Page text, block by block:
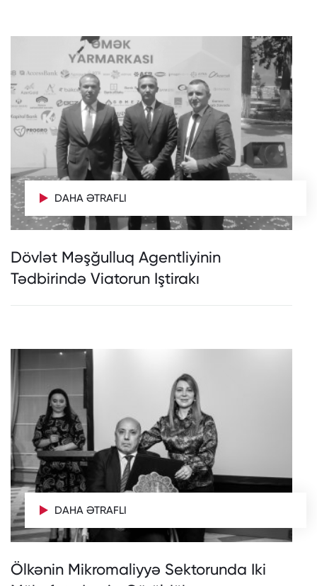
DAHA ƏTRAFLI
Dövlət Məşğulluq Agentliyinin
Tədbirində Viatorun Iştirakı
DAHA ƏTRAFLI
Ölkənin Mikromaliyyə Sektorunda Iki